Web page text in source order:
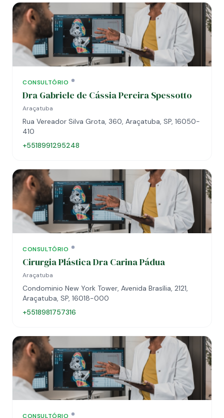
CONSULTÓRIO
Dra Gabriele de Cássia Pereira Spessotto
Araçatuba
Rua Vereador Silva Grota, 360, Araçatuba, SP, 16050-
410
+5518991295248
CONSULTÓRIO
Cirurgia Plástica Dra Carina Pádua
Araçatuba
Condominio New York Tower, Avenida Brasília, 2121,
Araçatuba, SP, 16018-000
+5518981757316
CONSULTÓRIO